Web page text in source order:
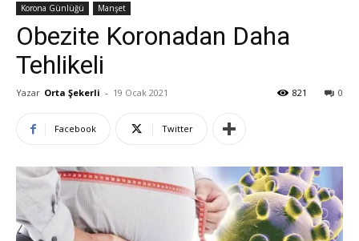
Korona Günlüğü Manşet
Obezite Koronadan Daha
Tehlikeli
Yazar Orta Şekerli - 19 Ocak 2021 0
821
Facebook Twitter